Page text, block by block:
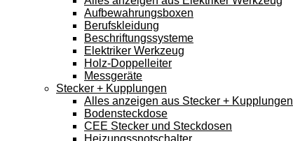
Aufbewahrungsboxen
Berufskleidung
Beschriftungssysteme
Elektriker Werkzeug
Holz-Doppelleiter
Messgeräte
Stecker + Kupplungen
Alles anzeigen aus Stecker + Kupplungen
Bodensteckdose
CEE Stecker und Steckdosen
Heizungssnotschalter